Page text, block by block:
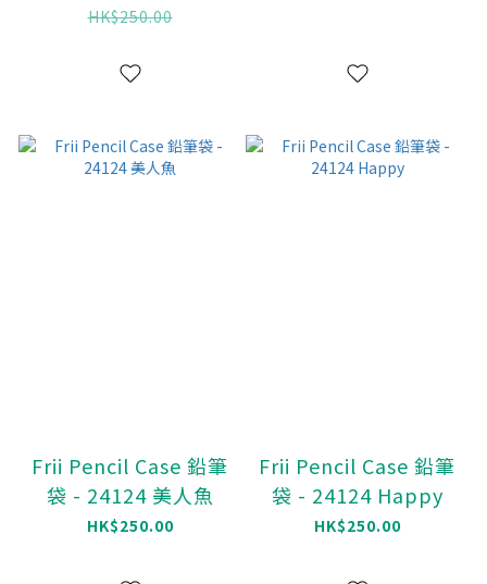
HK$250.00
Frii Pencil Case 鉛筆
袋 - 24124 美人魚
HK$250.00
Frii Pencil Case 鉛筆
袋 - 24124 Happy
HK$250.00